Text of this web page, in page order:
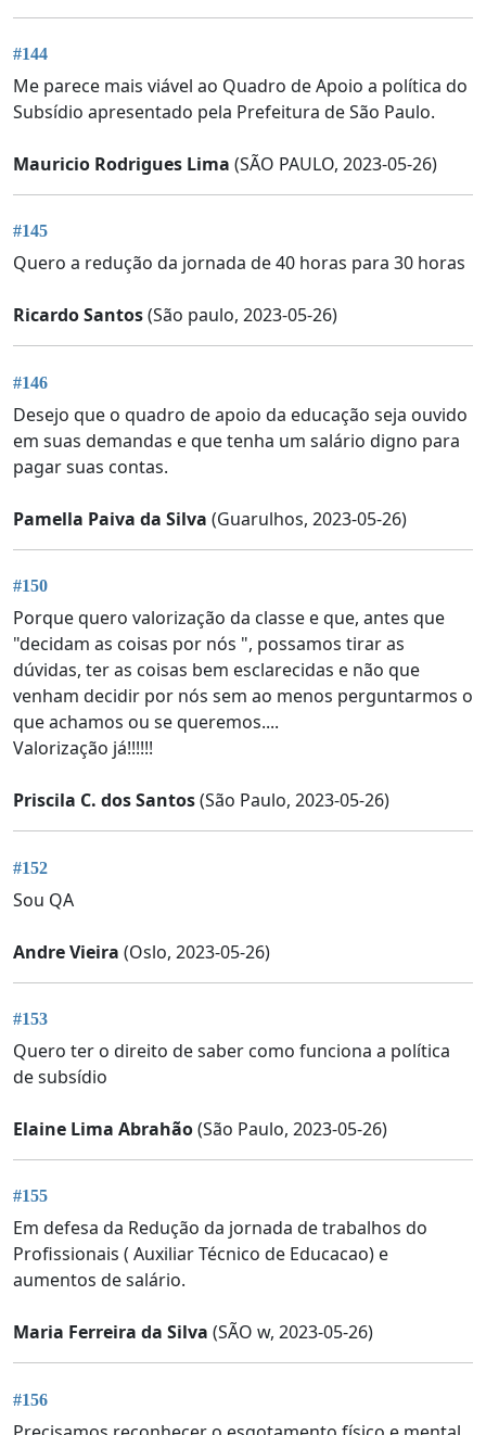
#144
Me parece mais viável ao Quadro de Apoio a política do
Subsídio apresentado pela Prefeitura de São Paulo.
Mauricio Rodrigues Lima (SÃO PAULO, 2023-05-26)
#145
Quero a redução da jornada de 40 horas para 30 horas
Ricardo Santos(São paulo, 2023-05-26)
#146
Desejo que o quadro de apoio da educação seja ouvido
em suas demandas e que tenha um salário digno para
pagar suas contas.
Pamella Paiva da Silva (Guarulhos, 2023-05-26)
#150
Porque quero valorização da classe e que, antes que
"decidam as coisas por nós ", possamos tirar as
dúvidas, ter as coisas bem esclarecidas e não que
venham decidir por nós sem ao menos perguntarmos o
que achamos ou se queremos....
Valorização já!!!!!!
Priscila C. dos Santos(São Paulo, 2023-05-26)
#152
Sou QA
Andre Vieira (Oslo, 2023-05-26)
#153
Quero ter o direito de saber como funciona a política
de subsídio
Elaine Lima Abrahão(São Paulo, 2023-05-26)
#155
Em defesa da Redução da jornada de trabalhos do
Profissionais ( Auxiliar Técnico de Educacao) e
aumentos de salário.
Maria Ferreira da Silva (SÃO w, 2023-05-26)
#156